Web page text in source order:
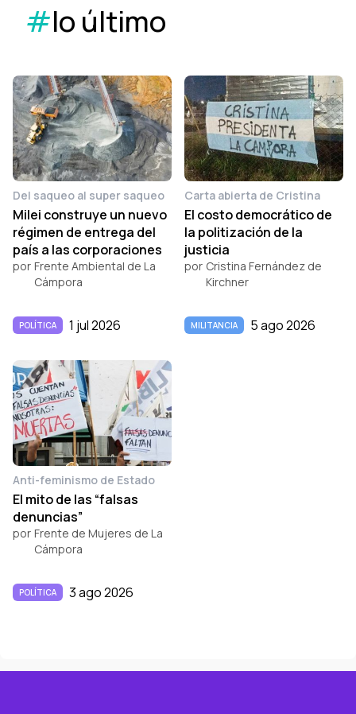
#lo último
Del saqueo al super saqueo
Milei construye un nuevo
régimen de entrega del
país a las corporaciones
por Frente Ambiental de La
Cámpora
POLÍTICA 1 jul 2026
Carta abierta de Cristina
El costo democrático de
la politización de la
justicia
por Cristina Fernández de
Kirchner
MILITANCIA 5 ago 2026
Anti-feminismo de Estado
El mito de las “falsas
denuncias”
por Frente de Mujeres de La
Cámpora
POLÍTICA 3 ago 2026